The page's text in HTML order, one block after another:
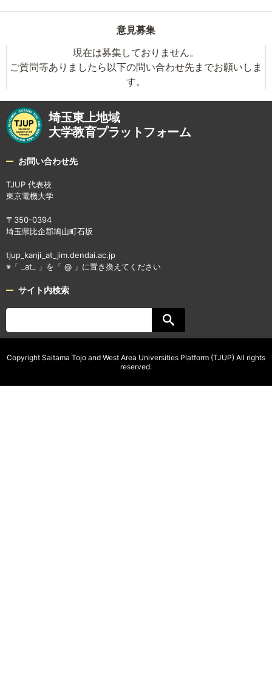
意見募集
現在は募集しておりません。
ご質問等ありましたら以下の問い合わせ先までお願いしま
す。
埼玉東上地域
大学教育プラットフォーム
お問い合わせ先
TJUP 代表校
東京電機大学
〒350-0394
埼玉県比企郡鳩山町石坂
tjup_kanji_at_jim.dendai.ac.jp
※「 _at_ 」を「 @ 」に置き換えてください
サイト内検索
Copyright Saitama Tojo and West Area Universities Platform (TJUP) All rights
reserved.